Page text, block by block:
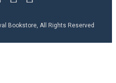
Bookstore, All Rights Reserved